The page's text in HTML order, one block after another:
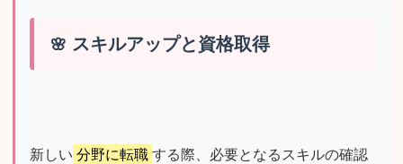
スキルアップと資格取得
新しい 分野に転職 する際、必要となるスキルの確認